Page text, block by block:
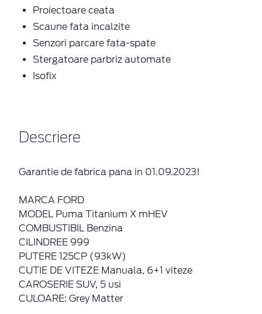
Proiectoare ceata
Scaune fata incalzite
Senzori parcare fata-spate
Stergatoare parbriz automate
Isofix
Descriere
Garantie de fabrica pana in 01.09.2023!
MARCA FORD
MODEL Puma Titanium X mHEV
COMBUSTIBIL Benzina
CILINDREE 999
PUTERE 125CP (93kW)
CUTIE DE VITEZE Manuala, 6+1 viteze
CAROSERIE SUV, 5 usi
CULOARE: Grey Matter